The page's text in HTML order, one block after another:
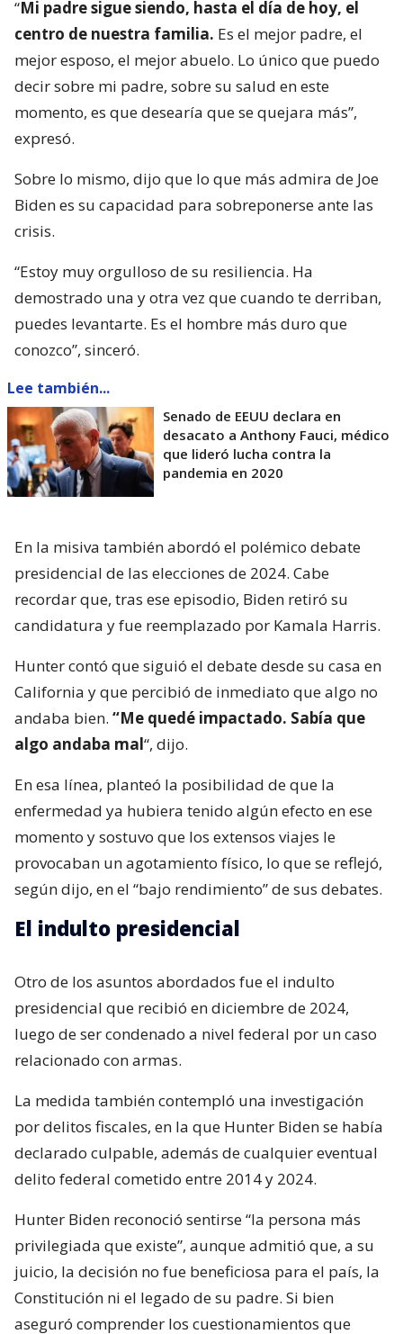
“Mi padre sigue siendo, hasta el día de hoy, el
centro de nuestra familia. Es el mejor padre, el
mejor esposo, el mejor abuelo. Lo único que puedo
decir sobre mi padre, sobre su salud en este
momento, es que desearía que se quejara más”,
expresó.
Sobre lo mismo, dijo que lo que más admira de Joe
Biden es su capacidad para sobreponerse ante las
crisis.
“Estoy muy orgulloso de su resiliencia. Ha
demostrado una y otra vez que cuando te derriban,
puedes levantarte. Es el hombre más duro que
conozco”, sinceró.
Lee también...
Senado de EEUU declara en
desacato a Anthony Fauci, médico
que lideró lucha contra la
pandemia en 2020
En la misiva también abordó el polémico debate
presidencial de las elecciones de 2024. Cabe
recordar que, tras ese episodio, Biden retiró su
candidatura y fue reemplazado por Kamala Harris.
Hunter contó que siguió el debate desde su casa en
California y que percibió de inmediato que algo no
andaba bien. “Me quedé impactado. Sabía que
algo andaba mal“, dijo.
En esa línea, planteó la posibilidad de que la
enfermedad ya hubiera tenido algún efecto en ese
momento y sostuvo que los extensos viajes le
provocaban un agotamiento físico, lo que se reflejó,
según dijo, en el “bajo rendimiento” de sus debates.
El indulto presidencial
Otro de los asuntos abordados fue el indulto
presidencial que recibió en diciembre de 2024,
luego de ser condenado a nivel federal por un caso
relacionado con armas.
La medida también contempló una investigación
por delitos fiscales, en la que Hunter Biden se había
declarado culpable, además de cualquier eventual
delito federal cometido entre 2014 y 2024.
Hunter Biden reconoció sentirse “la persona más
privilegiada que existe”, aunque admitió que, a su
juicio, la decisión no fue beneficiosa para el país, la
Constitución ni el legado de su padre. Si bien
aseguró comprender los cuestionamientos que